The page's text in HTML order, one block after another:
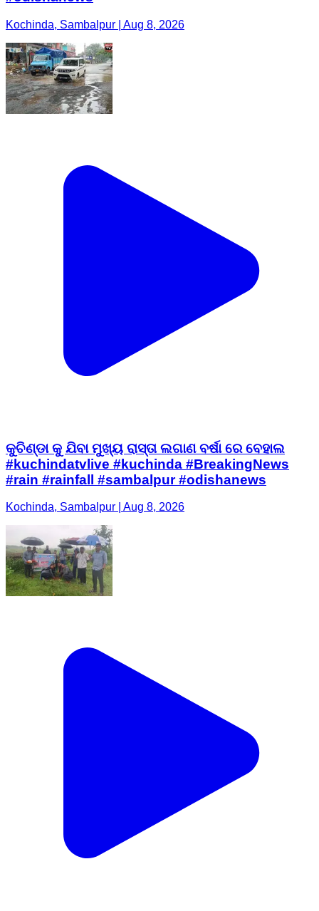
Kochinda, Sambalpur | Aug 8, 2026
କୁଚିଣ୍ଡା କୁ ଯିବା ମୁଖ୍ୟ ରାସ୍ତା ଲଗାଣ ବର୍ଷା ରେ ବେହାଲ
#kuchindatvlive #kuchinda #BreakingNews
#rain #rainfall #sambalpur #odishanews
Kochinda, Sambalpur | Aug 8, 2026